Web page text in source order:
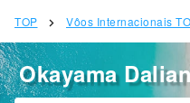
TOP Vôos Internacionais
Okayama